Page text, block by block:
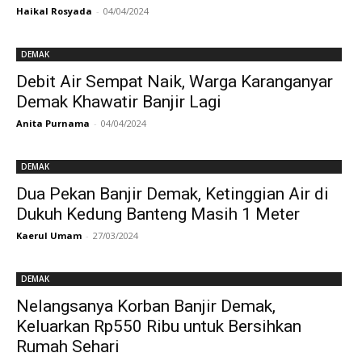
Haikal Rosyada - 04/04/2024
DEMAK
Debit Air Sempat Naik, Warga Karanganyar
Demak Khawatir Banjir Lagi
Anita Purnama - 04/04/2024
DEMAK
Dua Pekan Banjir Demak, Ketinggian Air di
Dukuh Kedung Banteng Masih 1 Meter
Kaerul Umam - 27/03/2024
DEMAK
Nelangsanya Korban Banjir Demak,
Keluarkan Rp550 Ribu untuk Bersihkan
Rumah Sehari